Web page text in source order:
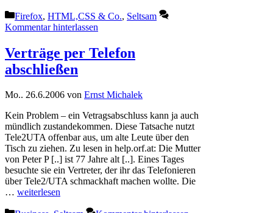
Kategorien
Firefox, HTML,CSS & Co., Seltsam
Kommentar hinterlassen
Verträge per Telefon
abschließen
Mo.. 26.6.2006 von Ernst Michalek
Kein Problem – ein Vetragsabschluss kann ja auch
mündlich zustandekommen. Diese Tatsache nutzt
Tele2UTA offenbar aus, um alte Leute über den
Tisch zu ziehen. Zu lesen in help.orf.at: Die Mutter
von Peter P [..] ist 77 Jahre alt [..]. Eines Tages
besuchte sie ein Vertreter, der ihr das Telefonieren
über Tele2/UTA schmackhaft machen wollte. Die
… weiterlesen